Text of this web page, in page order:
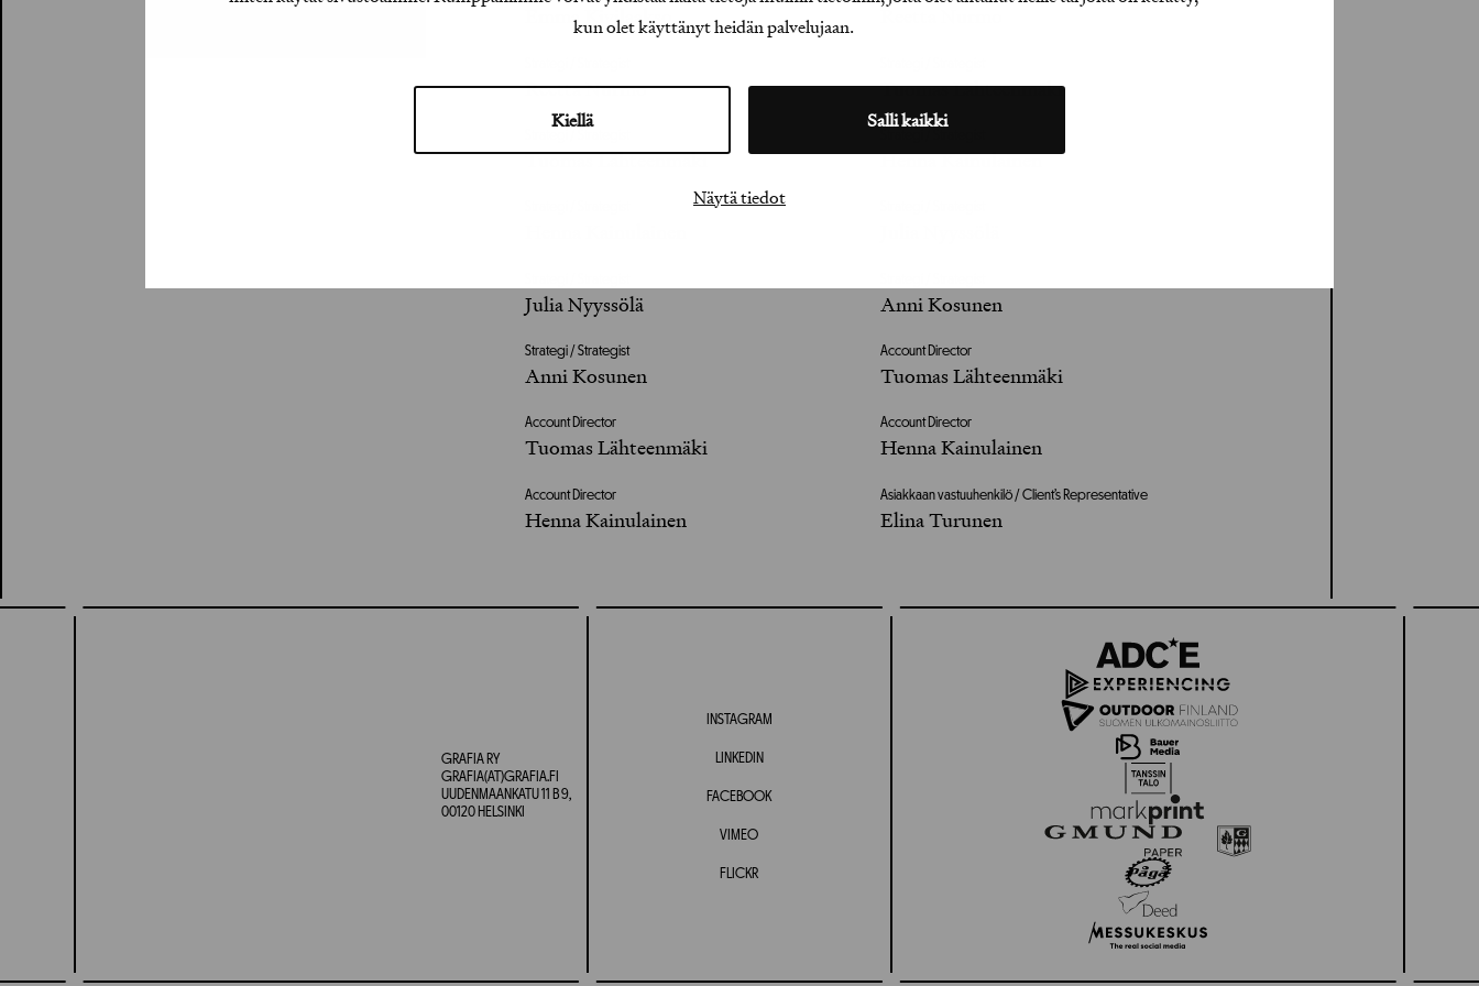
kun olet käyttänyt heidän palvelujaan.
Kiellä Salli kaikki
Näytä tiedot
Emma Kivilaakso
Reetta Nurmo
Tuomas Lähteenmäki
Julia Nyyssölä
Strategi / Strategist
Anni Kosunen
Account Director
Tuomas Lähteenmäki
Account Director
Henna Kainulainen
Tuomas Lähteenmäki
Henna Kainulainen
Anni Kosunen
Account Director
Tuomas Lähteenmäki
Account Director
Henna Kainulainen
Asiakkaan vastuuhenkilö / Client’s Representative
Elina Turunen
GRAFIA RY
GRAFIA(AT)GRAFIA.FI
UUDENMAANKATU 11 B 9,
00120 HELSINKI
INSTAGRAM
LINKEDIN
FACEBOOK
VIMEO
FLICKR